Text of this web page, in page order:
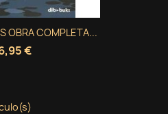
OBRA COMPLETA...
€